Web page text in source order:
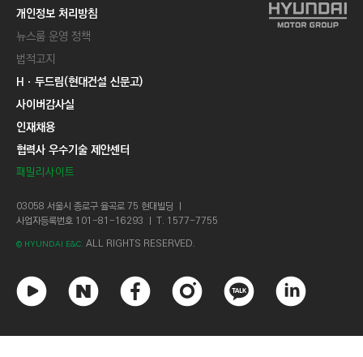
개인정보 처리방침
뉴스룸 운영 정책
법적고지
Hㆍ두드림(현대건설 신문고)
사이버감사실
인재채용
협력사 우수기술 제안센터
패밀리사이트
03058 서울시 종로구 율곡로 75 현대빌딩 ㅣ
사업자등록번호 101-81-16293 ㅣ T. 1577-7755
© HYUNDAI E&C. ALL RIGHTS RESERVED.
튜
이
이
스
카
크